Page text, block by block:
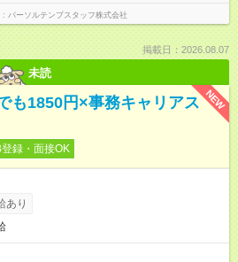
パーソルテンプスタッフ株式会社
掲載日：2026.08.07
未読
NEW
も1850円×事務キャリアス
録・面接OK
あり